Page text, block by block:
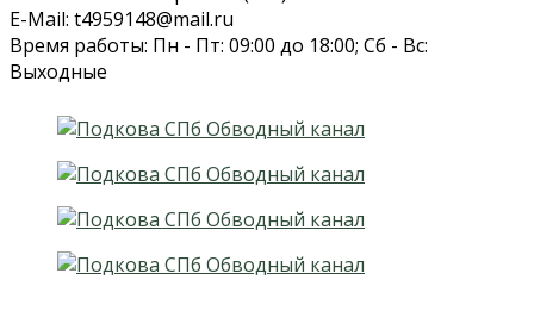
E-Mail: t4959148@mail.ru
Время работы: Пн - Пт: 09:00 до 18:00; Сб - Вс:
Выходные